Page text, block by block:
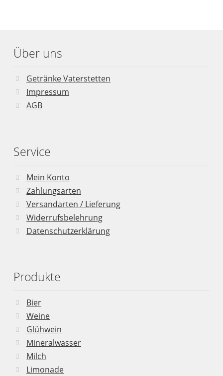
Über uns
Getränke Vaterstetten
Impressum
AGB
Service
Mein Konto
Zahlungsarten
Versandarten / Lieferung
Widerrufsbelehrung
Datenschutzerklärung
Produkte
Bier
Weine
Glühwein
Mineralwasser
Milch
Limonade